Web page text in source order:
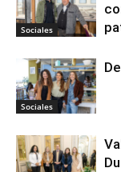
Sociales
Sociales